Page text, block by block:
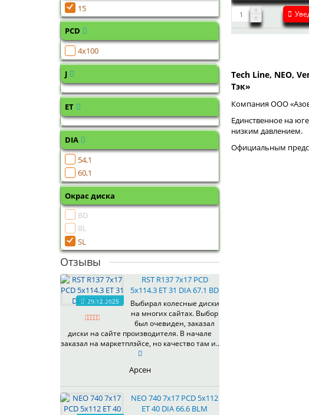
15
PCD
4x100
J
ET
DIA
54,1
60,1
Окрас диска
BD
BL
SL
Отзывы
29.12.2025
RST R137 7x17 PCD
5x114.3 ET 31 DIA 67.1 BD
Выбирал колесные диски
на многих сайтах. Выбор
был очевиден, заказал
диски на сайте производителя. В начале
заказал на маркетплэйсе, но качество там и..
Арсен
NEO 740 7x17 PCD 5x112
ET 40 DIA 66.6 BLM
Tech Line, NEO,
Тэк»
Компания ООО
Единственное на
низким давлением.
Официальным